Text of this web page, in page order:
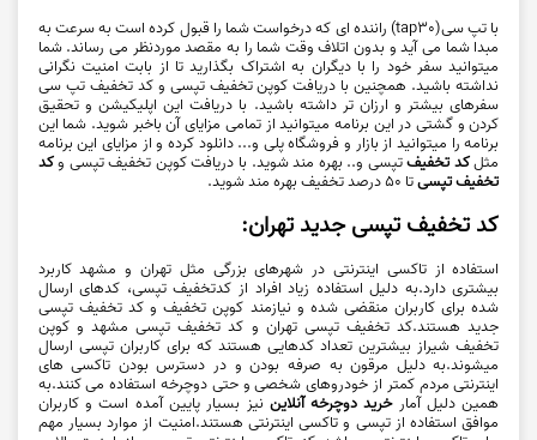
با تپ سی(tap30) راننده ای که درخواست شما را قبول کرده است به سرعت به
مبدا شما می آید و بدون اتلاف وقت شما را به مقصد موردنظر می رساند. شما
میتوانید سفر خود را با دیگران به اشتراک بگذارید تا از بابت امنیت نگرانی
نداشته باشید. همچنین با دریافت کوپن تخفیف تپسی و کد تخفیف تپ سی
سفرهای بیشتر و ارزان تر داشته باشید. با دریافت این اپلیکیشن و تحقیق
کردن و گشتی در این برنامه میتوانید از تمامی مزایای آن باخبر شوید. شما این
برنامه را میتوانید از بازار و فروشگاه پلی و... دانلود کرده و از مزایای این برنامه
مثلکد تخفیفتپسی و.. بهره مند شوید. با دریافت کوپن تخفیف تپسی و کد
تخفیف تپسی تا 50 درصد تخفیف بهره مند شوید.
کد تخفیف تپسی جدید تهران:
استفاده از تاکسی اینترنتی در شهرهای بزرگی مثل تهران و مشهد کاربرد
بیشتری دارد.به دلیل استفاده زیاد افراد از کدتخفیف تپسی، کدهای ارسال
شده برای کاربران منقضی شده و نیازمند کوپن تخفیف و کد تخفیف تپسی
جدید هستند.کد تخفیف تپسی تهران و کد تخفیف تپسی مشهد و کوپن
تخفیف شیراز بیشترین تعداد کدهایی هستند که برای کاربران تپسی ارسال
میشوند.به دلیل مرقون به صرفه بودن و در دسترس بودن تاکسی های
اینترنتی مردم کمتر از خودروهای شخصی و حتی دوچرخه استفاده می کنند.به
همین دلیل آمارخرید دوچرخه آنلاین نیز بسیار پایین آمده است و کاربران
موافق استفاده از تپسی و تاکسی اینترنتی هستند.امنیت از موارد بسیار مهم